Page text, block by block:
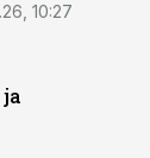
10:27